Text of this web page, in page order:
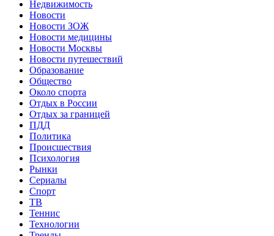
Недвижимость
Новости
Новости ЗОЖ
Новости медицины
Новости Москвы
Новости путешествий
Образование
Общество
Около спорта
Отдых в России
Отдых за границей
ПДД
Политика
Происшествия
Психология
Рынки
Сериалы
Спорт
ТВ
Теннис
Технологии